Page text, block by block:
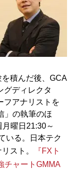
積んだ後、GCA
グディレクタ
フアナリストを
」の執筆のほ
曜日21:30～
いる。日本テク
スト。
『FXト
チャートGMMA